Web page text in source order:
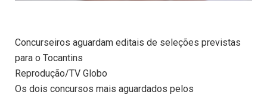
Concurseiros aguardam editais de seleções previstas
para o Tocantins
Reprodução/TV Globo
Os dois concursos mais aguardados pelos